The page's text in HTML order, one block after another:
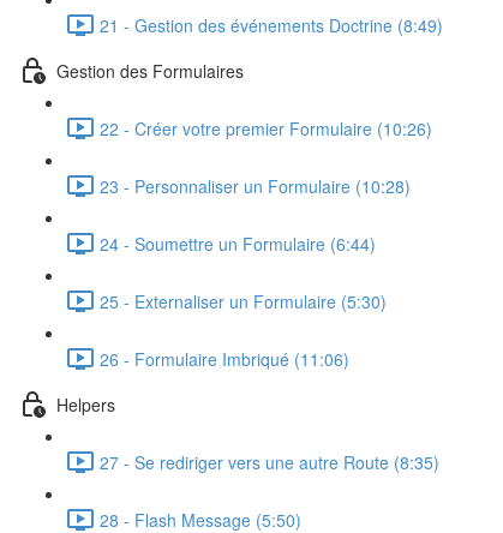
21 - Gestion des événements Doctrine (8:49)
Gestion des Formulaires
22 - Créer votre premier Formulaire (10:26)
23 - Personnaliser un Formulaire (10:28)
24 - Soumettre un Formulaire (6:44)
25 - Externaliser un Formulaire (5:30)
26 - Formulaire Imbriqué (11:06)
Helpers
27 - Se rediriger vers une autre Route (8:35)
28 - Flash Message (5:50)